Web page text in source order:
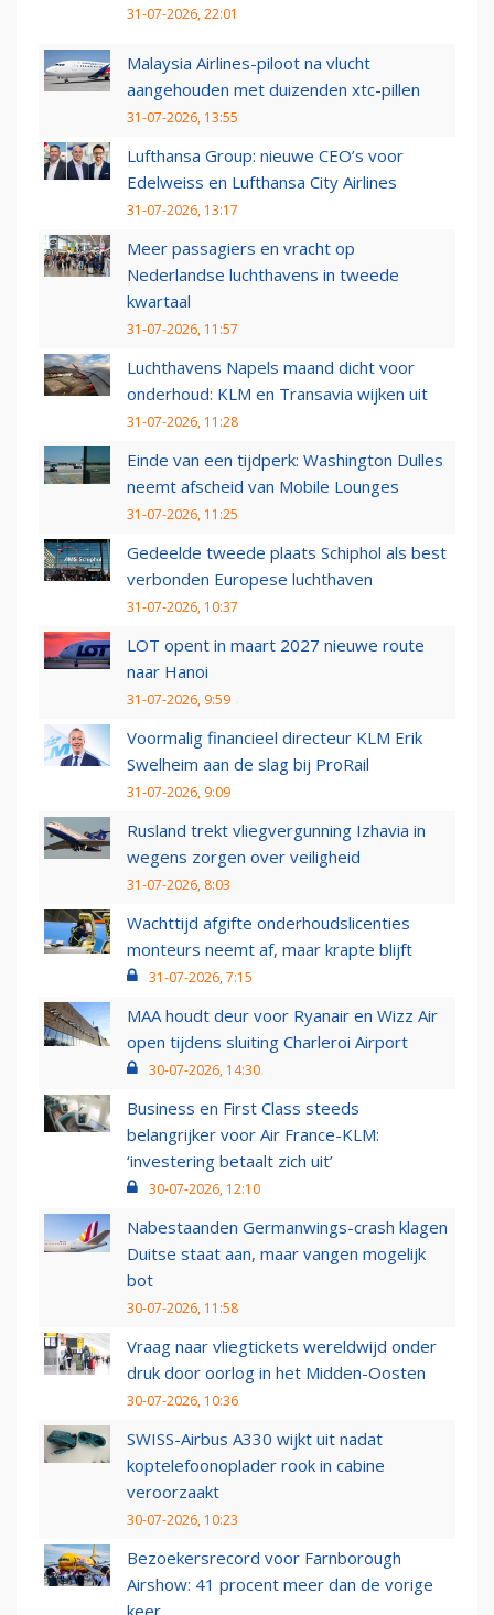
31-07-2026, 22:01
Malaysia Airlines-piloot na vlucht
aangehouden met duizenden xtc-pillen
31-07-2026, 13:55
Lufthansa Group: nieuwe CEO’s voor
Edelweiss en Lufthansa City Airlines
31-07-2026, 13:17
Meer passagiers en vracht op
Nederlandse luchthavens in tweede
kwartaal
31-07-2026, 11:57
Luchthavens Napels maand dicht voor
onderhoud: KLM en Transavia wijken uit
31-07-2026, 11:28
Einde van een tijdperk: Washington Dulles
neemt afscheid van Mobile Lounges
31-07-2026, 11:25
Gedeelde tweede plaats Schiphol als best
verbonden Europese luchthaven
31-07-2026, 10:37
LOT opent in maart 2027 nieuwe route
naar Hanoi
31-07-2026, 9:59
Voormalig financieel directeur KLM Erik
Swelheim aan de slag bij ProRail
31-07-2026, 9:09
Rusland trekt vliegvergunning Izhavia in
wegens zorgen over veiligheid
31-07-2026, 8:03
Wachttijd afgifte onderhoudslicenties
monteurs neemt af, maar krapte blijft
31-07-2026, 7:15
MAA houdt deur voor Ryanair en Wizz Air
open tijdens sluiting Charleroi Airport
30-07-2026, 14:30
Business en First Class steeds
belangrijker voor Air France-KLM:
‘investering betaalt zich uit’
30-07-2026, 12:10
Nabestaanden Germanwings-crash klagen
Duitse staat aan, maar vangen mogelijk
bot
30-07-2026, 11:58
Vraag naar vliegtickets wereldwijd onder
druk door oorlog in het Midden-Oosten
30-07-2026, 10:36
SWISS-Airbus A330 wijkt uit nadat
koptelefoonoplader rook in cabine
veroorzaakt
30-07-2026, 10:23
Bezoekersrecord voor Farnborough
Airshow: 41 procent meer dan de vorige